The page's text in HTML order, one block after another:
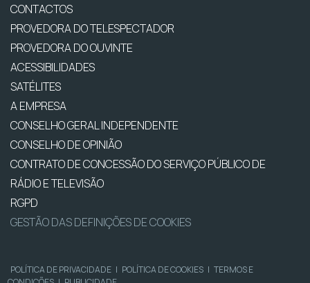
CONTACTOS
PROVEDORA DO TELESPECTADOR
PROVEDORA DO OUVINTE
ACESSIBILIDADES
SATÉLITES
A EMPRESA
CONSELHO GERAL INDEPENDENTE
CONSELHO DE OPINIÃO
CONTRATO DE CONCESSÃO DO SERVIÇO PÚBLICO DE
RÁDIO E TELEVISÃO
RGPD
GESTÃO DAS DEFINIÇÕES DE COOKIES
POLÍTICA DE PRIVACIDADE | POLÍTICA DE COOKIES | TERMOS E